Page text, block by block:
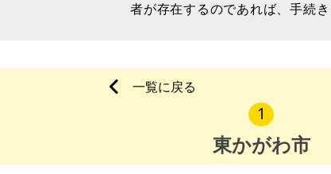
者が存在するのであれば、手続
【物件概要】※古屋付土地（現状
場所：香川県東かがわ市横内
一覧に戻る
1
東かがわ市